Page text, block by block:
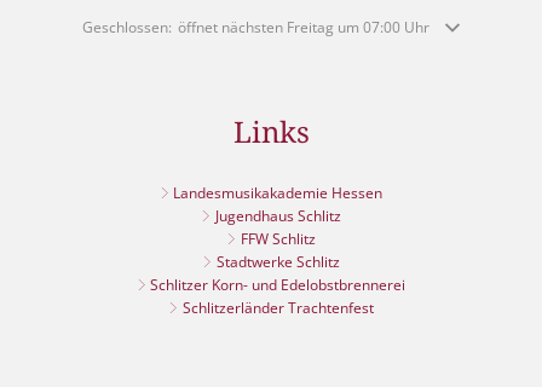
Klicken, um weitere Öffnungs- oder Schließzeiten auszublenden
Geschlossen: öffnet nächsten Freitag um 07:00 Uhr
Links
Landesmusikakademie Hessen
Jugendhaus Schlitz
FFW Schlitz
Stadtwerke Schlitz
Schlitzer Korn- und Edelobstbrennerei
Schlitzerländer Trachtenfest